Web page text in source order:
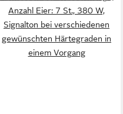
Anzahl Eier: 7 St., 380 W,
Signalton bei verschiedenen
gewünschten Härtegraden in
einem Vorgang